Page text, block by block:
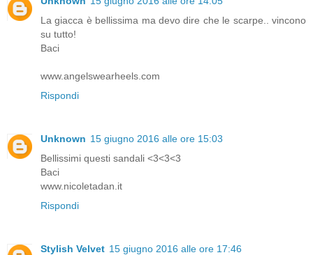
La giacca è bellissima ma devo dire che le scarpe.. vincono
su tutto!
Baci
www.angelswearheels.com
Rispondi
Unknown 15 giugno 2016 alle ore 15:03
Bellissimi questi sandali <3<3<3
Baci
www.nicoletadan.it
Rispondi
Stylish Velvet 15 giugno 2016 alle ore 17:46